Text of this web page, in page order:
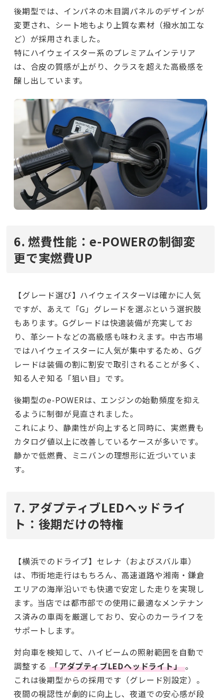
後期型では、インパネの木目調パネルのデザインが
変更され、シート地もより上質な素材（撥水加工な
ど）が採用されました。
特にハイウェイスター系のプレミアムインテリア
は、合皮の質感が上がり、クラスを超えた高級感を
醸し出しています。
6. 燃費性能：e-POWERの制御変
更で実燃費UP
【グレード選び】ハイウェイスターVは確かに人気
ですが、あえて「G」グレードを選ぶという選択肢
もあります。Gグレードは快適装備が充実してお
り、革シートなどの高級感も味わえます。中古市場
ではハイウェイスターに人気が集中するため、Gグ
レードは装備の割に割安で取引されることが多く、
知る人ぞ知る「狙い目」です。
後期型のe-POWERは、エンジンの始動頻度を抑え
るように制御が見直されました。
これにより、静粛性が向上すると同時に、実燃費も
カタログ値以上に改善しているケースが多いです。
静かで低燃費、ミニバンの理想形に近づいていま
す。
7. アダプティブLEDヘッドライ
ト：後期だけの特権
【横浜でのドライブ】セレナ（およびスバル車）
は、市街地走行はもちろん、高速道路や湘南・鎌倉
エリアの海岸沿いでも快適で安定した走りを実現し
ます。当店では都市部での使用に最適なメンテナン
ス済みの車両を厳選しており、安心のカーライフを
サポートします。
対向車を検知して、ハイビームの照射範囲を自動で
調整する 「アダプティブLEDヘッドライト」。
これは後期型からの採用です（グレード別設定）。
夜間の視認性が劇的に向上し、夜道での安心感が段